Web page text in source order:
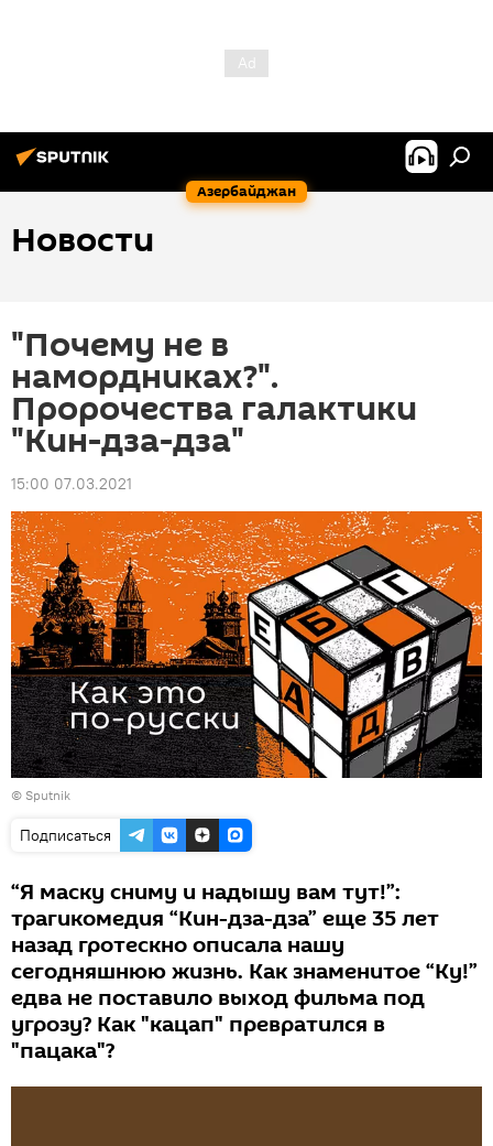
Азербайджан
Новости
"Почему не в
намордниках?".
Пророчества галактики
"Кин-дза-дза"
15:00 07.03.2021
© Sputnik
Подписаться
“Я маску сниму и надышу вам тут!”:
трагикомедия “Кин-дза-дза” еще 35 лет
назад гротескно описала нашу
сегодняшнюю жизнь. Как знаменитое “Ку!”
едва не поставило выход фильма под
угрозу? Как "кацап" превратился в
"пацака"?